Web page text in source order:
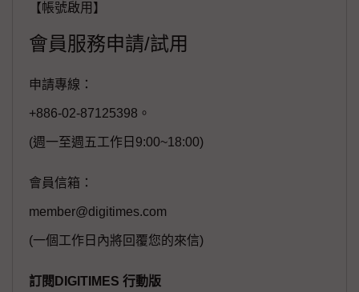
【帳號啟用】
會員服務申請/試用
申請專線：
+886-02-87125398。
(週一至週五工作日9:00~18:00)
會員信箱：
member@digitimes.com
(一個工作日內將回覆您的來信)
訂閱DIGITIMES 行動版